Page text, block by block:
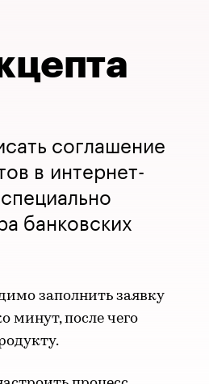
соглашение
в интернет-
банковских
заполнить заявку
минут, после чего